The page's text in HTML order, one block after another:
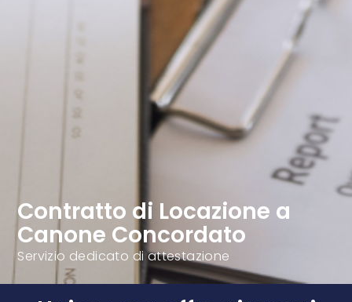
Contratto di Locazione a
Canone Concordato
Servizio dedicato di attestazione